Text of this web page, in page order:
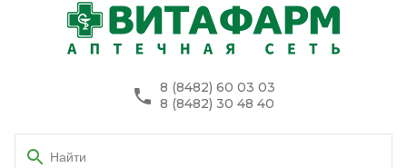
8 (8482) 60 03 03
8 (8482) 30 48 40